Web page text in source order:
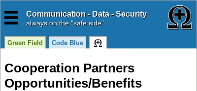
Communication - Data - Security
alwayson the "safe side"
Green Field Code Blue
Cooperation Partners
Opportunities/Benefits